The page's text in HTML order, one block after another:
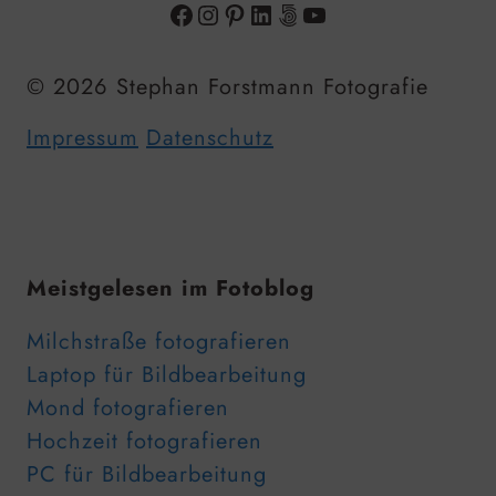
Facebook
Instagram
Pinterest
LinkedIn
500px
YouTube
© 2026 Stephan Forstmann Fotografie
Impressum Datenschutz
Meistgelesen im Fotoblog
Milchstraße fotografieren
Laptop für Bildbearbeitung
Mond fotografieren
Hochzeit fotografieren
PC für Bildbearbeitung